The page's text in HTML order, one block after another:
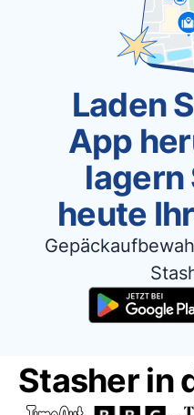
Laden
App
lagern
heute
Stasher in